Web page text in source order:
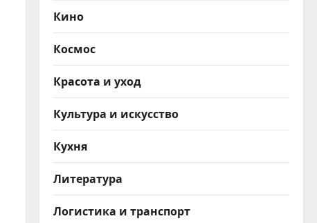
Кино
Космос
Красота и уход
Культура и искусство
Кухня
Литература
Логистика и транспорт